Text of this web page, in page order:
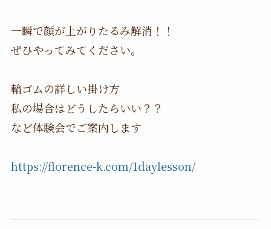
一瞬で顔が上がりたるみ解消！！
ぜひやってみてください。
輪ゴムの詳しい掛け方
私の場合はどうしたらいい？？
など体験会でご案内します
https://florence-k.com/1daylesson/